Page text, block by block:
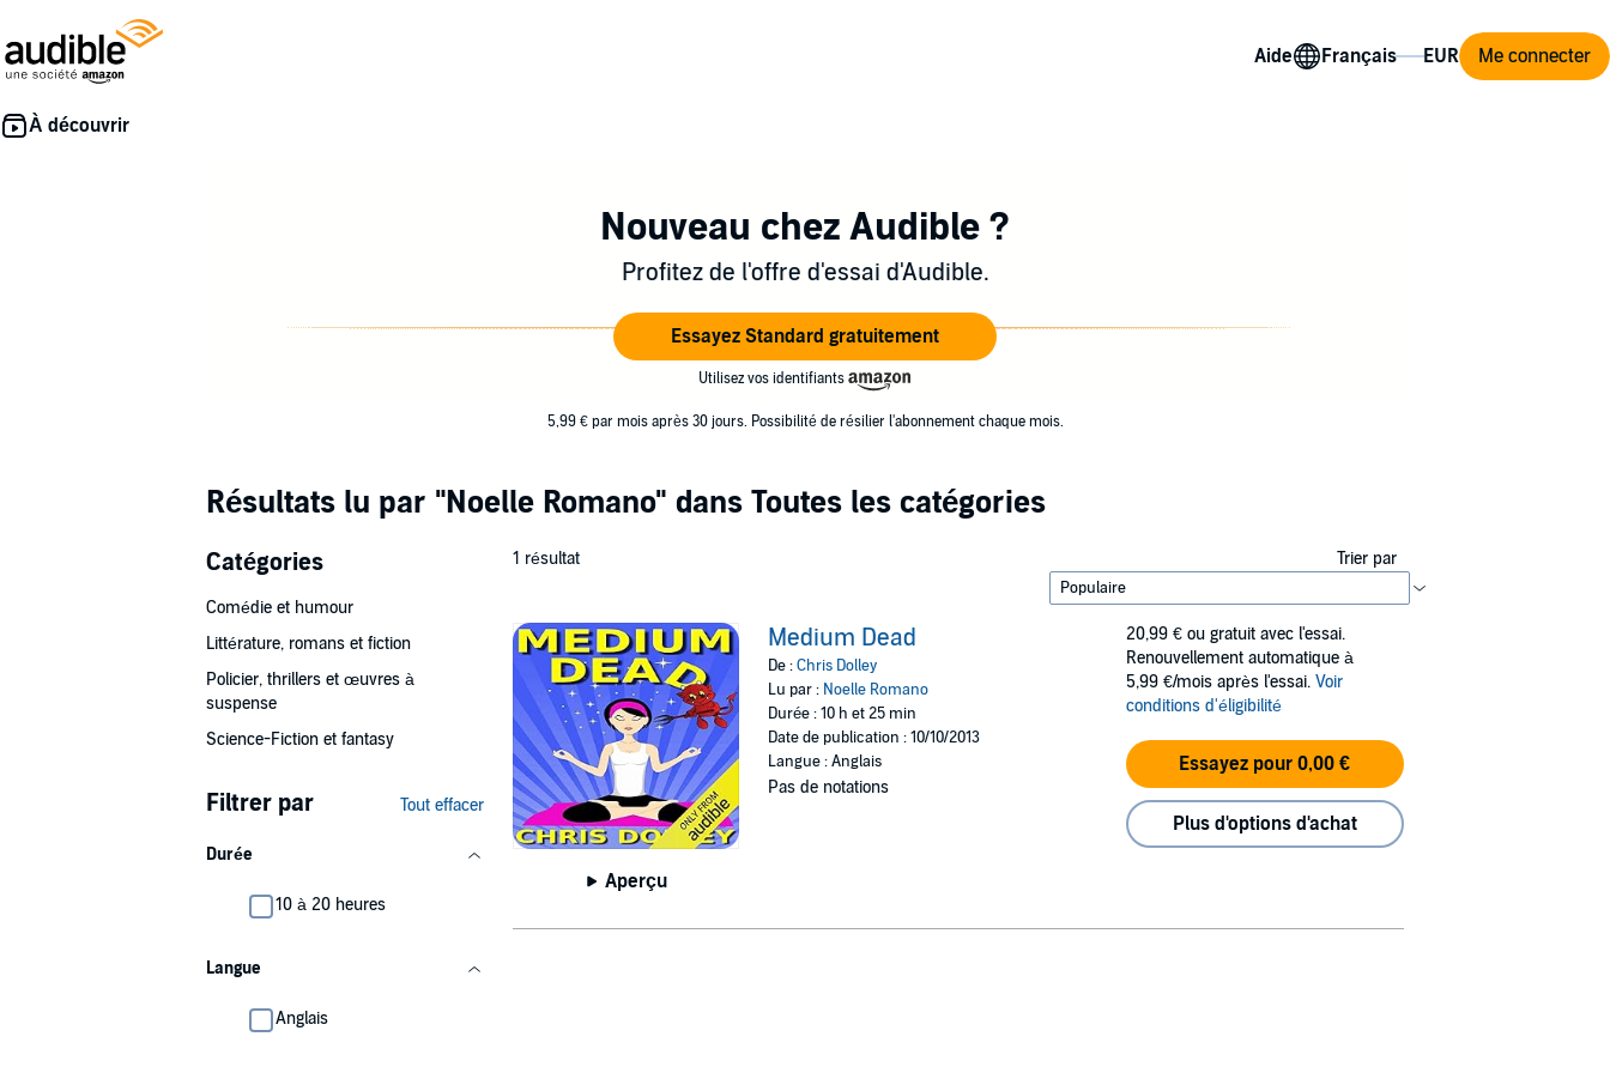
Aide Me connecter
Nouveau chez Audible ?
Profitez de l'offre d'essai d'Audible.
Essayez Standard gratuitement
Utilisez vos identifiants
5,99 € par mois après 30 jours. Possibilité de résilier l'abonnement chaque mois.
Résultats lu par "Noelle Romano" dans Toutes les catégories
Catégories
Comédie et humour
Littérature, romans et fiction
Policier, thrillers et œuvres à
suspense
Science-Fiction et fantasy
Filtrer par Tout effacer
Durée
10 à 20 heures
Langue
Anglais
1 résultat Trier par
Aperçu
Medium Dead
De :Chris Dolley
Lu par : Noelle Romano
Durée : 10 h et 25 min
Date de publication : 10/10/2013
Langue : Anglais
Pas de notations
20,99 € ou gratuit avec l'essai.
Renouvellement automatique à
5,99 €/mois après l'essai. Voir
conditions d'éligibilité
Essayez pour 0,00 €
Plus d'options d'achat